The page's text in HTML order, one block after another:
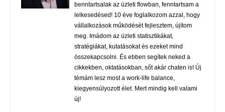
benntartsalak az üzleti flowban, fenntartsam a
lelkesedésed! 10 éve foglalkozom azzal, hogy
vállalkozások működését fejlesztem, újítom
meg. Imádom az üzleti statisztikákat,
stratégiákat, kutatásokat és ezeket mind
összekapcsolni. És ebben segítek neked a
cikkekben, oktatásokban, sőt akár chaten is! Új
témám lesz most a work-life balance,
kiegyensúlyozott élet. Mert mindig kell valami
új!